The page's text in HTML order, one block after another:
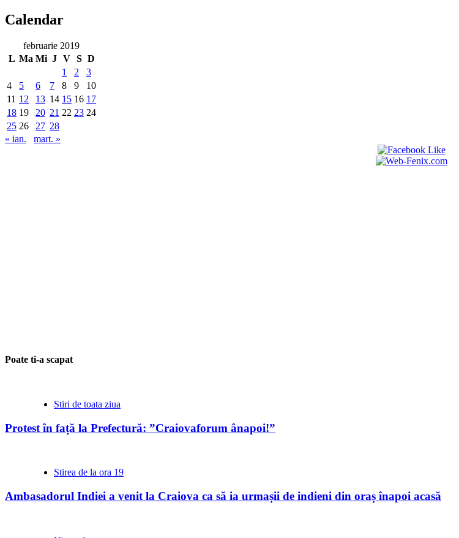
Calendar
februarie 2019
L Ma Mi J V S D
1
2
3
4
5 6 7 8 9
10
11 12 13 14 15 16 17
18 19 20 21 22 23 24
25 26 27 28
« ian.
mart. »
Poate ti-a scapat
Stiri de toata ziua
Protest în față la Prefectură: ”Craiovaforum ânapoi!”
Stirea de la ora 19
Ambasadorul Indiei a venit la Craiova ca să ia urmașii de indieni din oraș înapoi acasă